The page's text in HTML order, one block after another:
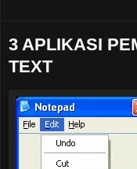
3 APLIKASI
TEXT